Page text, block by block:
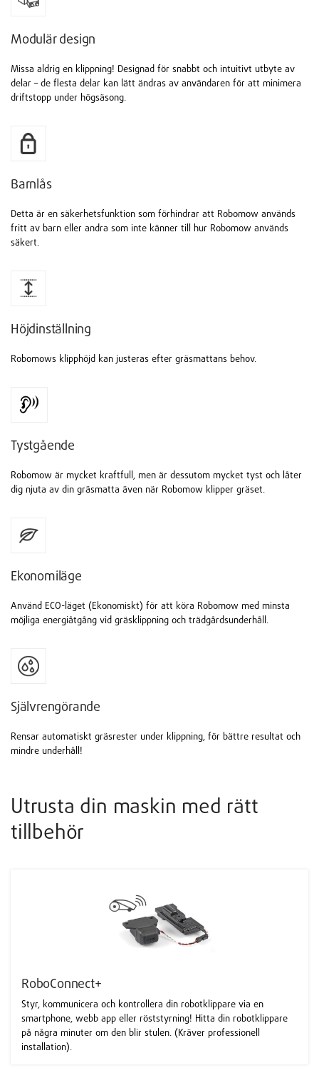
Modulär design
Missa aldrig en klippning! Designad för snabbt och intuitivt utbyte av
delar – de flesta delar kan lätt ändras av användaren för att minimera
driftstopp under högsäsong.
Barnlås
Detta är en säkerhetsfunktion som förhindrar att Robomow används
fritt av barn eller andra som inte känner till hur Robomow används
säkert.
Höjdinställning
Robomows klipphöjd kan justeras efter gräsmattans behov.
Tystgående
Robomow är mycket kraftfull, men är dessutom mycket tyst och låter
dig njuta av din gräsmatta även när Robomow klipper gräset.
Ekonomiläge
Använd ECO-läget (Ekonomiskt) för att köra Robomow med minsta
möjliga energiåtgång vid gräsklippning och trädgårdsunderhåll.
Självrengörande
Rensar automatiskt gräsrester under klippning, för bättre resultat och
mindre underhåll!
Utrusta din maskin med rätt
tillbehör
RoboConnect+
Styr, kommunicera och kontrollera din robotklippare via en
smartphone, webb app eller röststyrning! Hitta din robotklippare
på några minuter om den blir stulen. (Kräver professionell
installation).